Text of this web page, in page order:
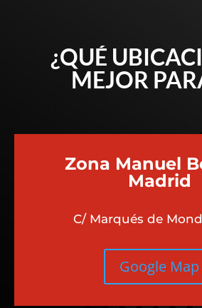
¿QUÉ
MEJOR
Zona Manuel
Madrid
C/ Marqués de
Google Map